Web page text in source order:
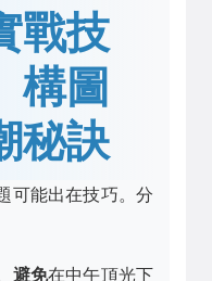
戰技
構圖
秘訣
可能出在技巧。分
避免在中午頂光下